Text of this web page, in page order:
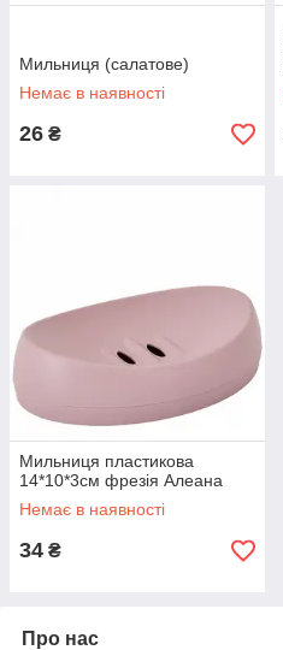
Мильниця (салатове)
Немає в наявності
26 ₴
Мильниця пластикова
14*10*3см фрезія Алеана
Немає в наявності
34 ₴
Про нас